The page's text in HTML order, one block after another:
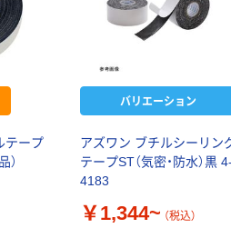
テープ
）
バリエーション
アズワン ブチルシーリン
テープST（気密・防水）黒 4-
4183
￥1,344~ （税込）